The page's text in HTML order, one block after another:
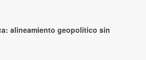
alineamiento geopolítico sin